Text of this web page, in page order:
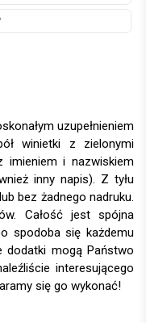
uzupełnieniem
winietki z zielonymi
imieniem i nazwiskiem
inny napis). Z tyłu
bez żadnego nadruku.
Całość jest spójna
spodoba się każdemu
dodatki mogą Państwo
interesującego
się go wykonać!